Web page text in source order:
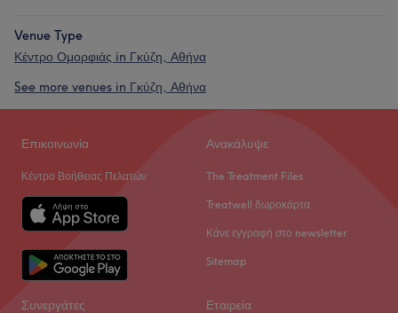
Venue Type
Κέντρο Ομορφιάς in Γκύζη, Αθήνα
See more venues in Γκύζη, Αθήνα
Επικοινωνία
Κέντρο Βοήθειας Πελατών
Ανακάλυψε
The Treatment Files
Treatwell δωροκάρτα
Κάνε εγγραφή στο newsletter
Sitemap
Συνεργάτες Εταιρεία